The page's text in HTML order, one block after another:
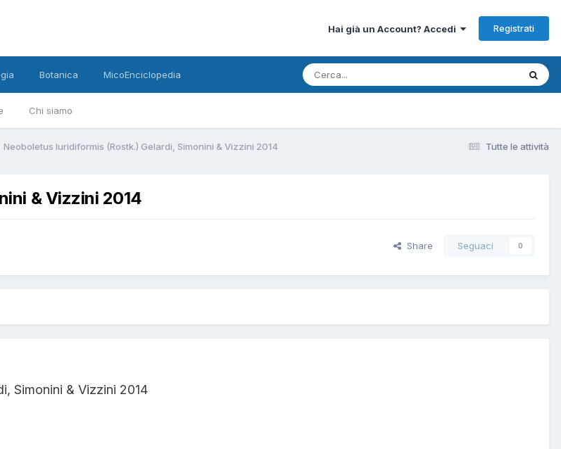
Hai già un Account? Accedi Registrati
Chi siamo
Botanica MicoEnciclopedia
Tutte le attività
Neoboletus luridiformis (Rostk.) Gelardi, Simonini & Vizzini 2014
& Vizzini 2014
Share Seguaci 0
Simonini & Vizzini 2014